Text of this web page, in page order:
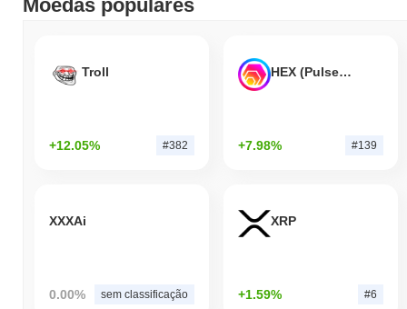
Moedas populares
Troll
+12.05% #382
HEX (Pulsechain)
+7.98% #139
XXXAi
0.00% sem classificação
XRP
+1.59% #6